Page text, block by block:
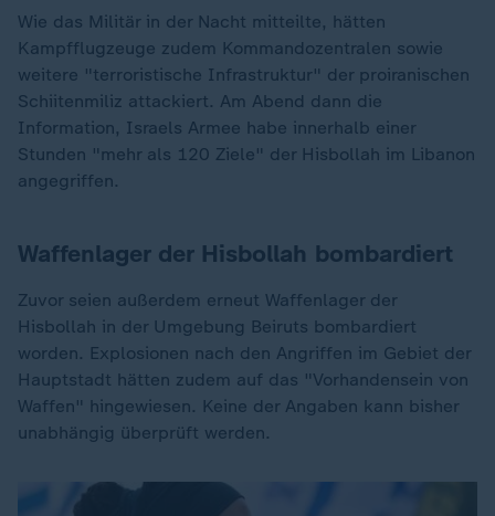
Wie das Militär in der Nacht mitteilte, hätten
Kampfflugzeuge zudem Kommandozentralen sowie
weitere "terroristische Infrastruktur" der proiranischen
Schiitenmiliz attackiert. Am Abend dann die
Information, Israels Armee habe innerhalb einer
Stunden "mehr als 120 Ziele" der Hisbollah im Libanon
angegriffen.
Waffenlager der Hisbollah bombardiert
Zuvor seien außerdem erneut Waffenlager der
Hisbollah in der Umgebung Beiruts bombardiert
worden. Explosionen nach den Angriffen im Gebiet der
Hauptstadt hätten zudem auf das "Vorhandensein von
Waffen" hingewiesen. Keine der Angaben kann bisher
unabhängig überprüft werden.